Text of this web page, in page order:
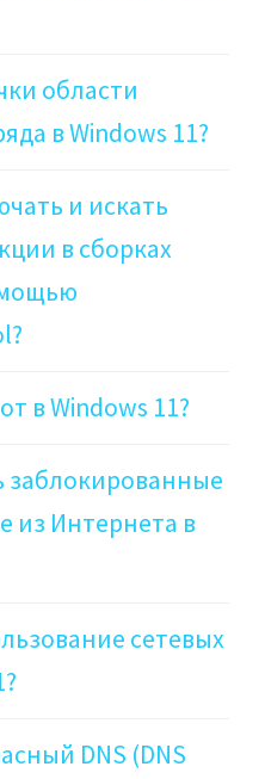
области
в Windows 11?
и искать
в сборках
в Windows 11?
заблокированные
из Интернета в
сетевых
DNS (DNS